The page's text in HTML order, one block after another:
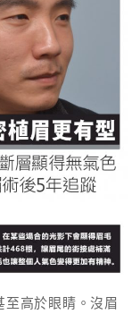
至高於眼睛。沒眉